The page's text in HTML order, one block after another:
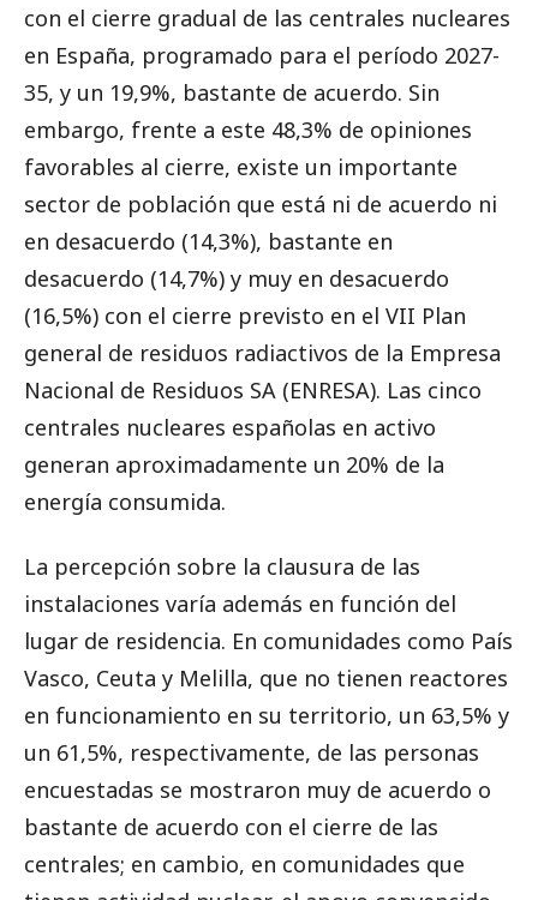
con el cierre gradual de las centrales nucleares
en España, programado para el período 2027-
35, y un 19,9%, bastante de acuerdo. Sin
embargo, frente a este 48,3% de opiniones
favorables al cierre, existe un importante
sector de población que está ni de acuerdo ni
en desacuerdo (14,3%), bastante en
desacuerdo (14,7%) y muy en desacuerdo
(16,5%) con el cierre previsto en el VII Plan
general de residuos radiactivos de la Empresa
Nacional de Residuos SA (ENRESA). Las cinco
centrales nucleares españolas en activo
generan aproximadamente un 20% de la
energía consumida.
La percepción sobre la clausura de las
instalaciones varía además en función del
lugar de residencia. En comunidades como País
Vasco, Ceuta y Melilla, que no tienen reactores
en funcionamiento en su territorio, un 63,5% y
un 61,5%, respectivamente, de las personas
encuestadas se mostraron muy de acuerdo o
bastante de acuerdo con el cierre de las
centrales; en cambio, en comunidades que